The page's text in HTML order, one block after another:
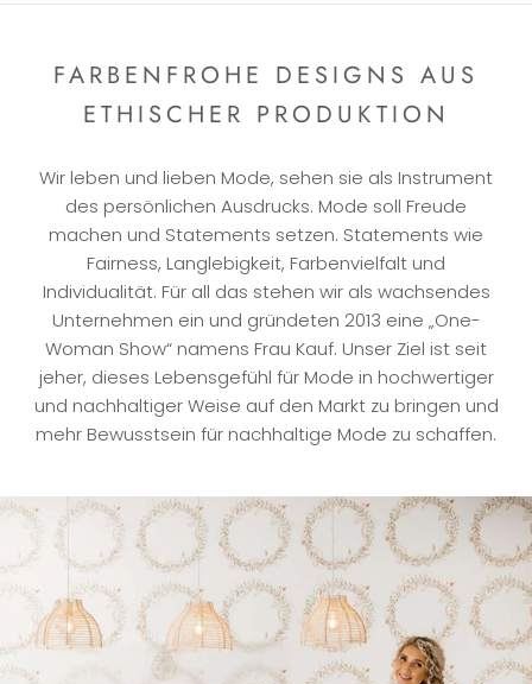
FARBENFROHE DESIGNS AUS
ETHISCHER PRODUKTION
Wir leben und lieben Mode, sehen sie als Instrument
des persönlichen Ausdrucks. Mode soll Freude
machen und Statements setzen. Statements wie
Fairness, Langlebigkeit, Farbenvielfalt und
Individualität. Für all das stehen wir als wachsendes
Unternehmen ein und gründeten 2013 eine „One-
Woman Show“ namens Frau Kauf. Unser Ziel ist seit
jeher, dieses Lebensgefühl für Mode in hochwertiger
und nachhaltiger Weise auf den Markt zu bringen und
mehr Bewusstsein für nachhaltige Mode zu schaffen.